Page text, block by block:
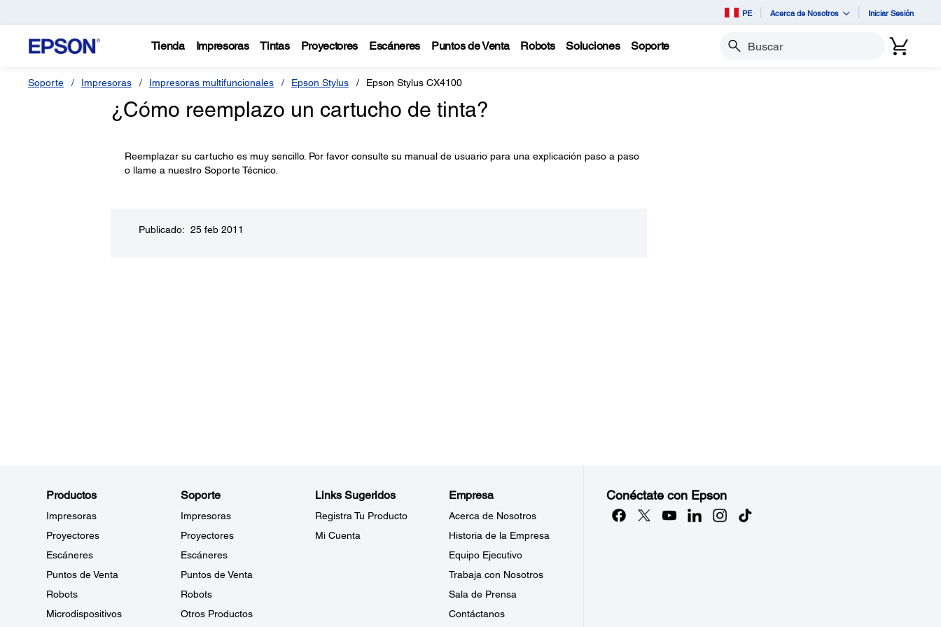
PE Acerca de Nosotros Iniciar Sesión
Tienda Impresoras Tintas Proyectores Escáneres Puntos de Venta Robots Soluciones Soporte Buscar
Soporte Impresoras Impresoras multifuncionales Epson Stylus Epson Stylus CX4100
¿Cómo reemplazo un cartucho de tinta?
Reemplazar su cartucho es muy sencillo. Por favor consulte su manual de usuario para una explicación paso a paso
o llame a nuestro Soporte Técnico.
Publicado: 25 feb 2011
Productos
Impresoras
Proyectores
Escáneres
Puntos de Venta
Robots
Microdispositivos
Soporte
Impresoras
Proyectores
Escáneres
Puntos de Venta
Robots
Otros Productos
Links Sugeridos
Registra Tu Producto
Mi Cuenta
Empresa
Acerca de Nosotros
Historia de la Empresa
Equipo Ejecutivo
Trabaja con Nosotros
Sala de Prensa
Contáctanos
Conéctate con Epson